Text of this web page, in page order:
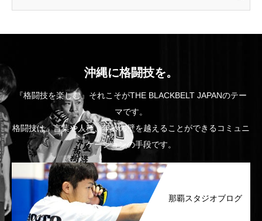
沖縄に格闘技を。
『格闘技を楽しむ』それこそがTHE BLACKBELT JAPANのテー
マです。
格闘技は、言葉や人種、年齢の壁を越えることができるコミュニ
ケーションの手段です。
那覇スタジオブログ